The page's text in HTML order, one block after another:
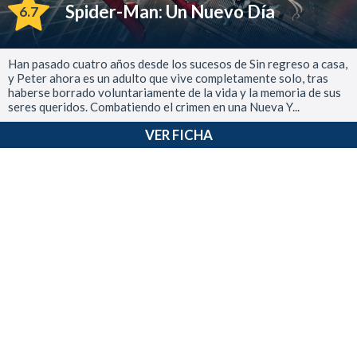
6.7 Spider-Man: Un Nuevo Día
Han pasado cuatro años desde los sucesos de Sin regreso a casa,
y Peter ahora es un adulto que vive completamente solo, tras
haberse borrado voluntariamente de la vida y la memoria de sus
seres queridos. Combatiendo el crimen en una Nueva Y...
VER FICHA